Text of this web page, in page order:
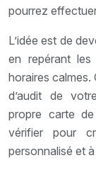
pourrez
L’idée est de
en repérant
horaires calmes.
d’audit de
propre carte
vérifier pour
personnalisé et à